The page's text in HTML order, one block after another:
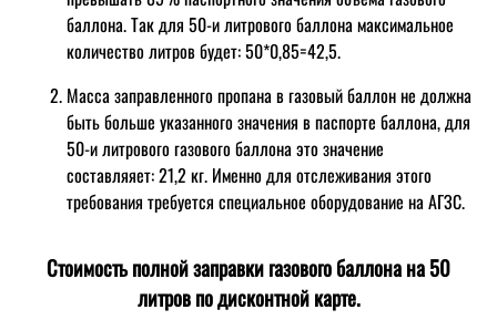
баллона. Так для 50-и литрового баллона максимальное
количество литров будет: 50*0,85=42,5.
Масса заправленного пропана в газовый баллон не должна
быть больше указанного значения в паспорте баллона, для
50-и литрового газового баллона это значение
составляяет: 21,2 кг. Именно для отслеживания этого
требования требуется специальное оборудование на АГЗС.
Стоимость полной заправки газового баллона на 50
литров по дисконтной карте.